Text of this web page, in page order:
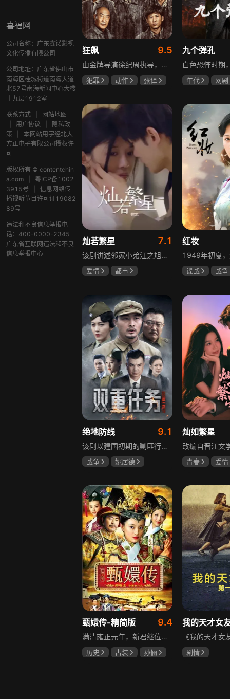
喜福网
公司名称：广东鑫锘影视
文化传播有限公司
公司地址：广东省佛山市
南海区桂城街道南海大道
北57号南海新闻中心大楼
十九层1912室
联系方式
网站地图
用户协议
隐私政
策
本网站用字经北大
方正电子有限公司授权许
可
版权所有 © contentchin
a.com
粤ICP备1002
3915号
信息网络传
播视听节目许可证19082
89号
违法和不良信息举报电
话：400-0000-2345
广东省互联网违法和不良
信息举报中心
狂飙 9.5
由金牌导演徐纪周执导，张译、张颂文、李一桐、张志坚、吴刚领衔主演，倪大红、韩童生、李建义特邀主演的中央政法委重点项目。一部扫黑除恶坚决斗争的回忆录，横跨20年的群像叙事全景式展现时代变迁下的黑白较量与复杂人性。
犯罪 动作
张译
九个弹孔
年代
网剧
灿若繁星 7.1
该剧讲述邻家小弟江之旭留学归来，竟成了夏千星的顶头上司。从小管着江之旭、事事压他一头的夏千星无法接受，两人互不服气，在公司内外明争暗斗。江之旭借职位刁难夏千星，夏千星则用姐姐身份压制他，然而夏千星不知道，江之旭拼尽全力坐上这个位子，就是为了陪在她身边保护她。
爱情
都市
红妆
谍战
战争
绝地防线 9.1
该剧以建国初期的剿匪行动为背景，讲述中国人民解放军西线小分队追击黑山寺国民党残部的故事。小分队在执行任务过程中，严格遵照上级指示，既要完成军事目标，又全力保护沿途百姓的生命财产安全，同时对残部人员采取劝降与救治相结合的策略。最终，小分队成功控制了区域内的疫情，救出了愿意投诚的士兵，圆满完成了剿匪解救任务，展现了解放军的优良作风与使命担当。
战争
姚居德
灿如繁星
青春
爱情
甄嬛传-精简版 9.4
满清雍正元年，新君继位后朝堂看似祥和实则暗流涌动，后宫华妃与皇后分庭抗礼，各方势力裹挟其中凶险异常，太后主持选秀拉开帷幕，大理寺少卿甄远道长女甄嬛意外得雍正赏识步入皇宫，在皇后与华妃的夹击下，甄嬛小心周旋忍辱负重，不得不用智慧保护自己，一次次卷入残酷宫闱斗争。
历史 古装
孙俪
我的天才女
剧情